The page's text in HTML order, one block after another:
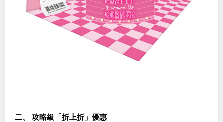
二、 攻略級「折上折」優惠